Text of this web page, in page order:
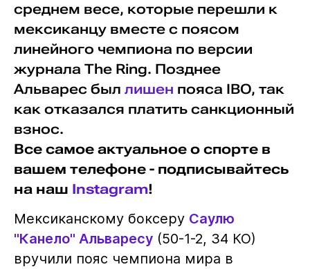
среднем весе, которые перешли к
мексиканцу вместе с поясом
линейного чемпиона по версии
журнала The Ring. Позднее
Альварес был лишен пояса IBO, так
как отказался платить санкционный
взнос.
Все самое актуальное о спорте в
вашем телефоне - подписывайтесь
на наш Instagram!
Мексиканскому боксеру Саулю
"Канело" Альваресу(50-1-2, 34 КО)
вручили пояс чемпиона мира в